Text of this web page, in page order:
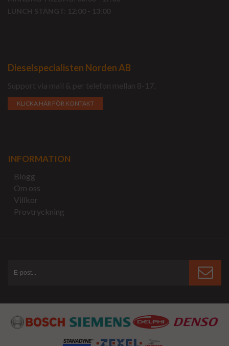
LUNCH STÄNGT: 12:00 - 13:00
Dieselspecialisten Norden AB
Support via mail & per telefon mellan 8-17.
KLICKA HÄR FÖR KONTAKT
INFORMATION
Blogg
Om oss
Villkor
Provtryckning